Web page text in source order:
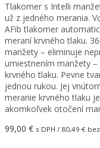
Tlakomer s Intelli
už z jedného merania.
AFib tlakomer
meraní krvného tlaku.
manžety – eliminuje
umiestnením manžety
krvného tlaku. Pevne
jednou rukou. Jej
meranie krvného tlaku
akomkoľvek otočení
99,00 € s DPH / 80,49 €